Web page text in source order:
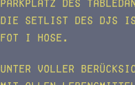
Parkplatz des
Die Setlist des DJs
Fot i Hose.
Unter voller